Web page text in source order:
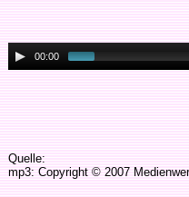
00:00
Quelle:
mp3: Copyright © 2007